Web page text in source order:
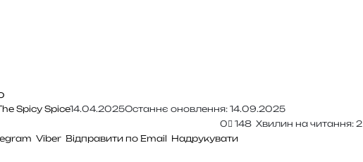
Spicy Spice14.04.2025Останнє оновлення: 14.09.2025
0
148 Хвилин на читання: 2
Viber Відправити по Email Надрукувати